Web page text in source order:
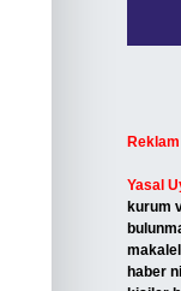
Yasal
kurum
haber